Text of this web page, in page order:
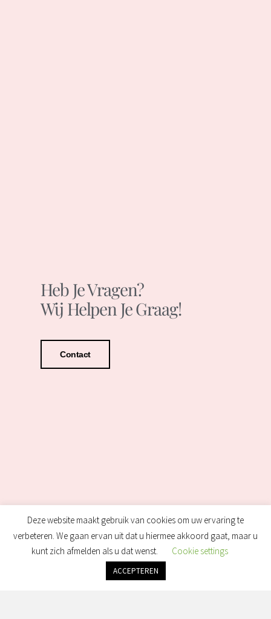
Heb Je Vragen?
Wij Helpen Je Graag!
Contact
Deze website maakt gebruik van cookies om uw ervaring te
verbeteren. We gaan ervan uit dat u hiermee akkoord gaat, maar u
kunt zich afmelden als u dat wenst.
Cookie settings
ACCEPTEREN